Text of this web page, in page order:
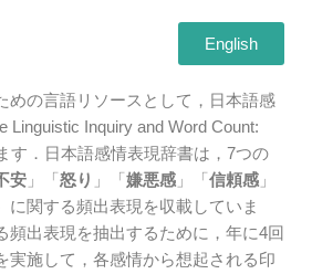
English
めの言語リソースとして，日本語感
Linguistic Inquiry and Word Count:
す．日本語感情表現辞書は，7つの
安 」「怒り 」「嫌悪感 」「信頼感 」
に関する頻出表現を収載していま
頻出表現を抽出するために，年に4回
実施して，各感情から想起される印